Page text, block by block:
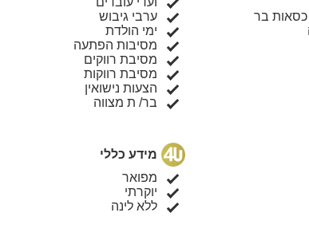
כסאות בר
ערבי גיבוש
ימי הולדת
מסיבות הפתעה
מסיבת רווקים
מסיבת רווקות
הצעות נישואין
בר/ ת מצווה
מידע כללי
מפואר
יוקרתי
ללא לינה